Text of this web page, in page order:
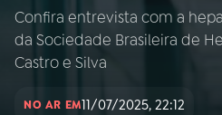
AO VIVO
Confira entrevista com a
da Sociedade Brasileira de
Castro e Silva
NO AR EM11/07/2025, 22:12